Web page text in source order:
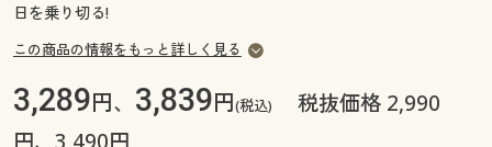
よくある質問とお問い合わせ
日を乗り切る!
この商品の情報をもっと詳しく見る
3,289円、 3,839円(税込)
税抜価格 2,990
円、3,490円